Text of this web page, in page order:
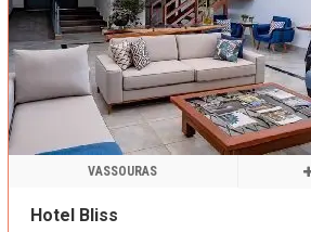
VASSOURAS
Hotel Bliss